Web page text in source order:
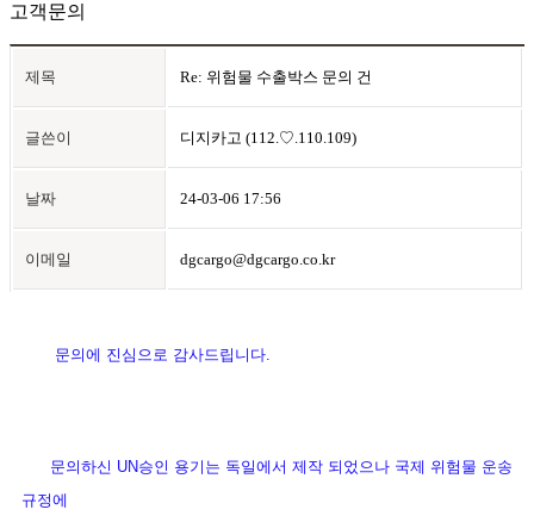
고객문의
제목 Re: 위험물 수출박스 문의 건
글쓴이 디지카고 (112.♡.110.109)
날짜 24-03-06 17:56
이메일 dgcargo@dgcargo.co.kr
문의에 진심으로 감사드립니다.
문의하신 UN승인 용기는 독일에서 제작 되었으나 국제 위험물 운송
규정에